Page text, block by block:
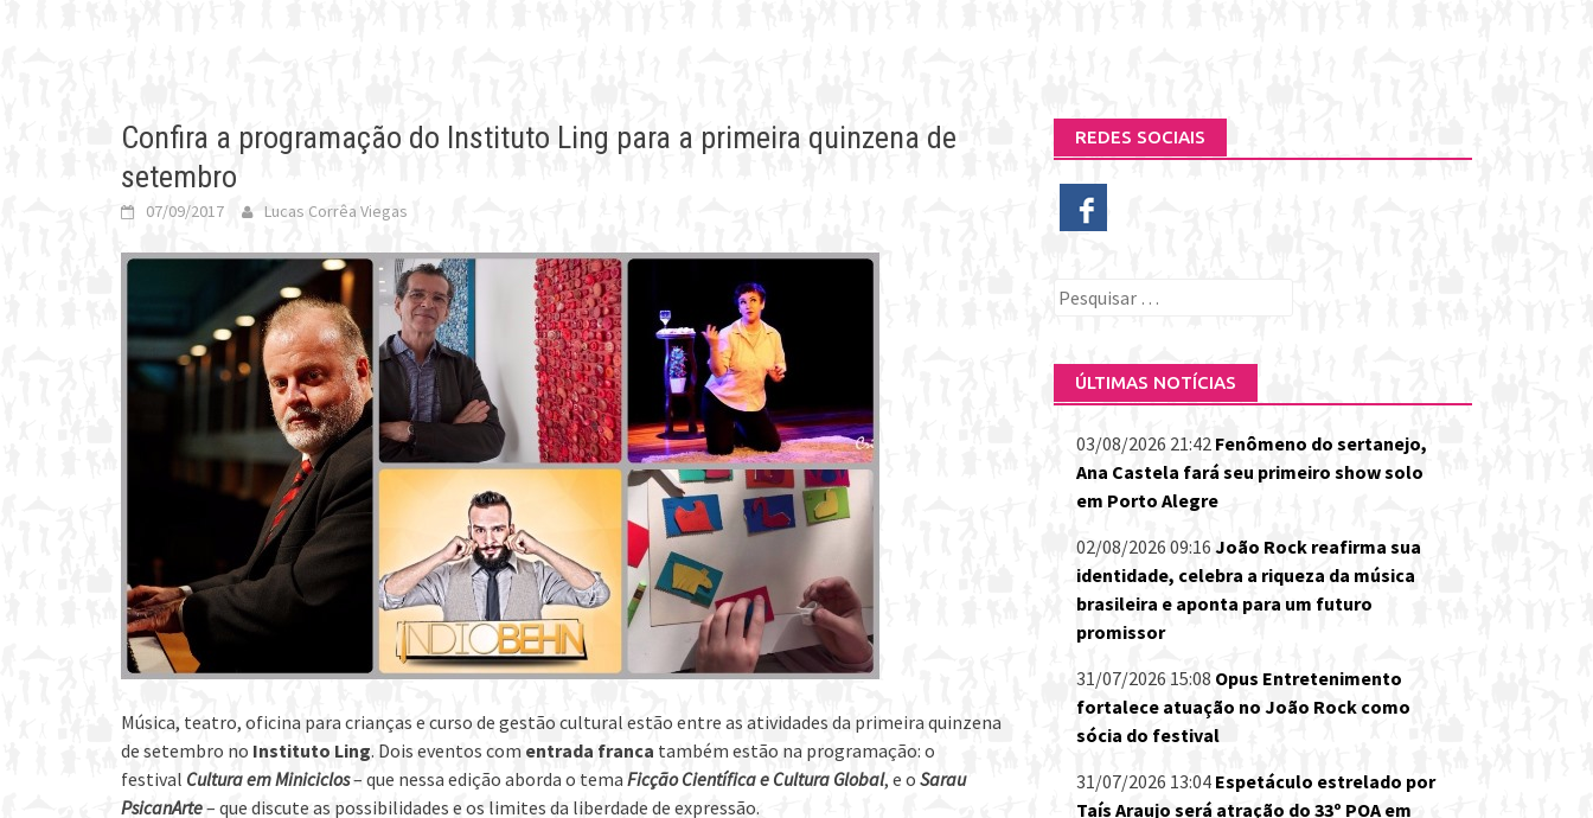
Confira a programação do Instituto Ling para a primeira quinzena de
setembro
07/09/2017 Lucas Corrêa Viegas
Música, teatro, oficina para crianças e curso de gestão cultural estão entre as atividades da primeira quinzena
de setembro no Instituto Ling. Dois eventos com entrada franca também estão na programação: o
festival Cultura em Miniciclos– que nessa edição aborda o tema Ficção Científica e Cultura Global, e o Sarau
PsicanArte– que discute as possibilidades e os limites da liberdade de expressão.
REDES SOCIAIS
Pesquisar
ÚLTIMAS NOTÍCIAS
03/08/2026 21:42 Fenômeno do sertanejo,
Ana Castela fará seu primeiro show solo
em Porto Alegre
02/08/2026 09:16 João Rock reafirma sua
identidade, celebra a riqueza da música
brasileira e aponta para um futuro
promissor
31/07/2026 15:08 Opus Entretenimento
fortalece atuação no João Rock como
sócia do festival
31/07/2026 13:04 Espetáculo estrelado por
Taís Araujo será atração do 33º POA em